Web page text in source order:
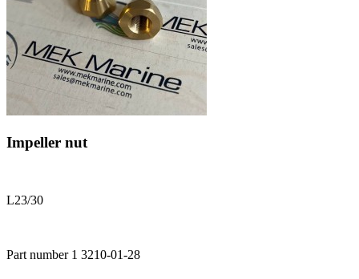
Impeller nut
L23/30
Part number 1 3210-01-28